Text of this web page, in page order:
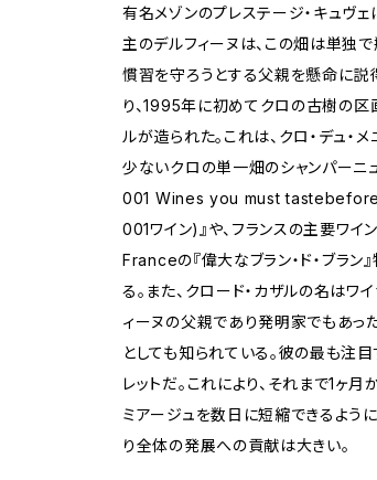
有名メゾンのプレステージ・キュヴェ
主のデルフィーヌは、この畑は単独
慣習を守ろうとする父親を懸命に説
り、1995年に初めてクロの古樹の区
ルが造られた。これは、クロ・デュ・
少ないクロの単一畑のシャンパーニュ
001 Wines you must tastebefore
001ワイン)』や、フランスの主要ワ
Franceの『偉大なブラン・ド・ブラン
る。また、クロード・カザルの名はワ
ィーヌの父親であり発明家でもあっ
としても知られている。彼の最も注
レットだ。これにより、それまで1ヶ
ミアージュを数日に短縮できるよう
り全体の発展への貢献は大きい。